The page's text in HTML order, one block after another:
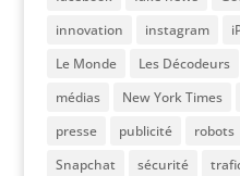
innovation
instagram
Le Monde
Les Décodeurs
médias
New York Times
presse
publicité robots
Snapchat
sécurité